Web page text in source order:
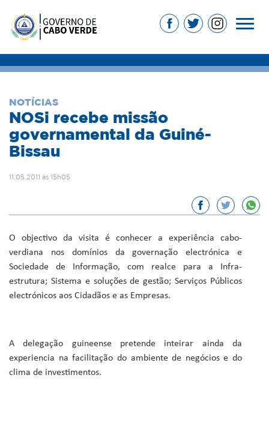
NOTÍCIAS
NOSi recebe missão
governamental da Guiné-
Bissau
11.05.2011 às 15h05
O objectivo da visita é conhecer a experiência cabo-
verdiana nos domínios da governação electrónica e
Sociedade de Informação, com realce para a Infra-
estrutura; Sistema e soluções de gestão; Serviços Públicos
electrónicos aos Cidadãos e as Empresas.
A delegação guineense pretende inteirar ainda da
experiencia na facilitação do ambiente de negócios e do
clima de investimentos.